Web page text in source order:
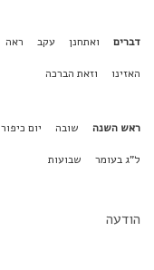
דברים ואתחנן עקב ראה
האזינו וזאת הברכה
ראש השנה שובה יום כיפור
ל"ג בעומר שבועות
הודעה